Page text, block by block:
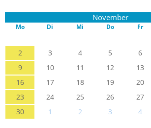
November
Mo Di Mi Do Fr
2
3 4 5 6
9
10 11 12 13
16
17 18 19 20
23
24 25 26 27
30
1 2 3 4